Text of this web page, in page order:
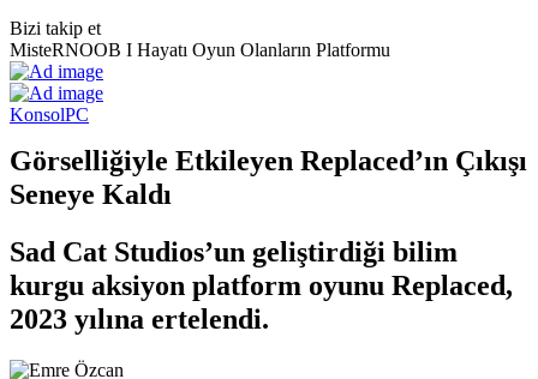
Bizi takip et
MisteRNOOB I Hayatı Oyun Olanların Platformu
KonsolPC
Görselliğiyle Etkileyen Replaced’ın Çıkışı
Seneye Kaldı
Sad Cat Studios’un geliştirdiği bilim
kurgu aksiyon platform oyunu Replaced,
2023 yılına ertelendi.